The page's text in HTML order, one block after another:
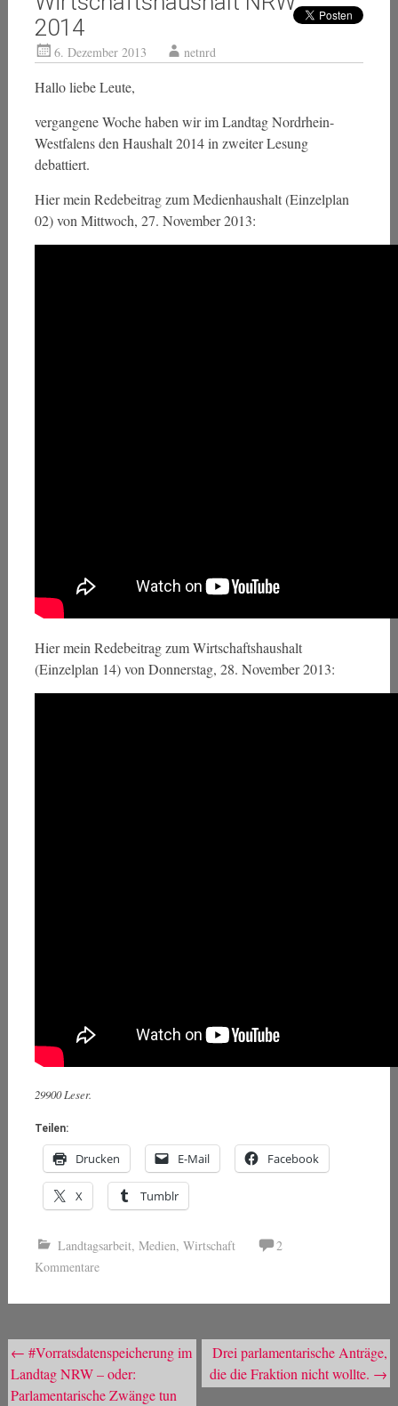
2014
6. Dezember 2013 netnrd
Hallo liebe Leute,
vergangene Woche haben wir im Landtag Nordrhein-
Westfalens den Haushalt 2014 in zweiter Lesung
debattiert.
Hier mein Redebeitrag zum Medienhaushalt (Einzelplan
02) von Mittwoch, 27. November 2013:
Hier mein Redebeitrag zum Wirtschaftshaushalt
(Einzelplan 14) von Donnerstag, 28. November 2013:
29900 Leser.
Teilen:
Drucken E-Mail Facebook
X Tumblr
Landtagsarbeit, Medien, Wirtschaft
2
Kommentare
Beitragsnavigation
← #Vorratsdatenspeicherung im
Landtag NRW – oder:
Parlamentarische Zwänge tun
Drei parlamentarische Anträge,
die die Fraktion nicht wollte. →